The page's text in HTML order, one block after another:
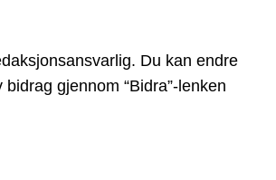
Du kan endre
gjennom “Bidra”-lenken